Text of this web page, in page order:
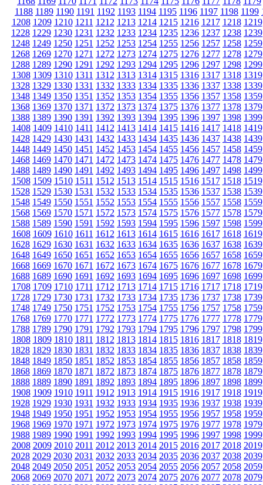
1188 1189 1190 1191 1192 1193 1194 1195 1196 1197 1198 1199
1208 1209 1210 1211 1212 1213 1214 1215 1216 1217 1218 1219
1228 1229 1230 1231 1232 1233 1234 1235 1236 1237 1238 1239
1248 1249 1250 1251 1252 1253 1254 1255 1256 1257 1258 1259
1268 1269 1270 1271 1272 1273 1274 1275 1276 1277 1278 1279
1288 1289 1290 1291 1292 1293 1294 1295 1296 1297 1298 1299
1308 1309 1310 1311 1312 1313 1314 1315 1316 1317 1318 1319
1328 1329 1330 1331 1332 1333 1334 1335 1336 1337 1338 1339
1348 1349 1350 1351 1352 1353 1354 1355 1356 1357 1358 1359
1368 1369 1370 1371 1372 1373 1374 1375 1376 1377 1378 1379
1388 1389 1390 1391 1392 1393 1394 1395 1396 1397 1398 1399
1408 1409 1410 1411 1412 1413 1414 1415 1416 1417 1418 1419
1428 1429 1430 1431 1432 1433 1434 1435 1436 1437 1438 1439
1448 1449 1450 1451 1452 1453 1454 1455 1456 1457 1458 1459
1468 1469 1470 1471 1472 1473 1474 1475 1476 1477 1478 1479
1488 1489 1490 1491 1492 1493 1494 1495 1496 1497 1498 1499
1508 1509 1510 1511 1512 1513 1514 1515 1516 1517 1518 1519
1528 1529 1530 1531 1532 1533 1534 1535 1536 1537 1538 1539
1548 1549 1550 1551 1552 1553 1554 1555 1556 1557 1558 1559
1568 1569 1570 1571 1572 1573 1574 1575 1576 1577 1578 1579
1588 1589 1590 1591 1592 1593 1594 1595 1596 1597 1598 1599
1608 1609 1610 1611 1612 1613 1614 1615 1616 1617 1618 1619
1628 1629 1630 1631 1632 1633 1634 1635 1636 1637 1638 1639
1648 1649 1650 1651 1652 1653 1654 1655 1656 1657 1658 1659
1668 1669 1670 1671 1672 1673 1674 1675 1676 1677 1678 1679
1688 1689 1690 1691 1692 1693 1694 1695 1696 1697 1698 1699
1708 1709 1710 1711 1712 1713 1714 1715 1716 1717 1718 1719
1728 1729 1730 1731 1732 1733 1734 1735 1736 1737 1738 1739
1748 1749 1750 1751 1752 1753 1754 1755 1756 1757 1758 1759
1768 1769 1770 1771 1772 1773 1774 1775 1776 1777 1778 1779
1788 1789 1790 1791 1792 1793 1794 1795 1796 1797 1798 1799
1808 1809 1810 1811 1812 1813 1814 1815 1816 1817 1818 1819
1828 1829 1830 1831 1832 1833 1834 1835 1836 1837 1838 1839
1848 1849 1850 1851 1852 1853 1854 1855 1856 1857 1858 1859
1868 1869 1870 1871 1872 1873 1874 1875 1876 1877 1878 1879
1888 1889 1890 1891 1892 1893 1894 1895 1896 1897 1898 1899
1908 1909 1910 1911 1912 1913 1914 1915 1916 1917 1918 1919
1928 1929 1930 1931 1932 1933 1934 1935 1936 1937 1938 1939
1948 1949 1950 1951 1952 1953 1954 1955 1956 1957 1958 1959
1968 1969 1970 1971 1972 1973 1974 1975 1976 1977 1978 1979
1988 1989 1990 1991 1992 1993 1994 1995 1996 1997 1998 1999
2008 2009 2010 2011 2012 2013 2014 2015 2016 2017 2018 2019
2028 2029 2030 2031 2032 2033 2034 2035 2036 2037 2038 2039
2048 2049 2050 2051 2052 2053 2054 2055 2056 2057 2058 2059
2068 2069 2070 2071 2072 2073 2074 2075 2076 2077 2078 2079